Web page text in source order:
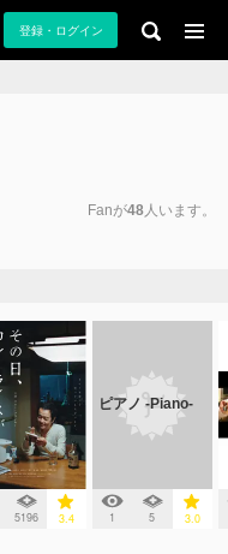
登録・ログイン
Fanが48人います。
5196 3.4
ピアノ -Piano-
1 5 3.0